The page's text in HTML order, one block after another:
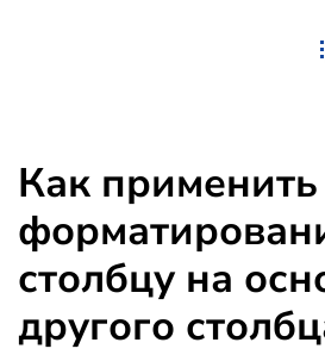
Как
столбцу на
другого